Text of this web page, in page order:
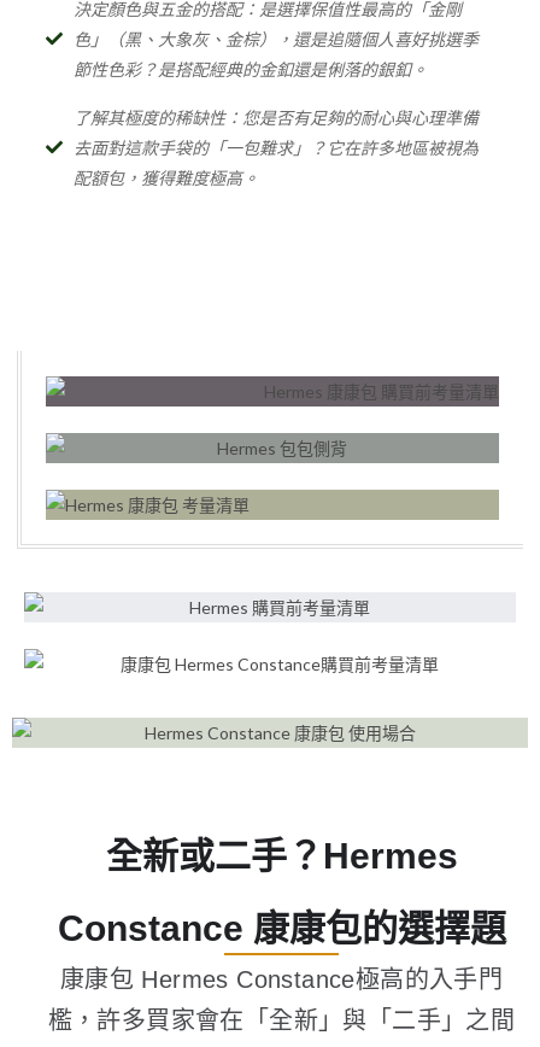
決定顏色與五金的搭配：是選擇保值性最高的「金剛
色」（黑、大象灰、金棕），還是追隨個人喜好挑選季
節性色彩？是搭配經典的金釦還是俐落的銀釦。
了解其極度的稀缺性：您是否有足夠的耐心與心理準備
去面對這款手袋的「一包難求」？它在許多地區被視為
配額包，獲得難度極高。
全新或二手？Hermes
Constance 康康包的選擇題
康康包 Hermes Constance極高的入手門
檻，許多買家會在「全新」與「二手」之間